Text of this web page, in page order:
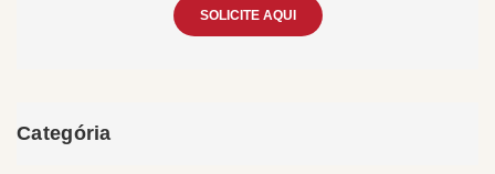
SOLICITE AQUI
Categória